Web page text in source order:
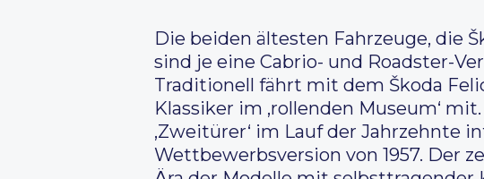
Die beiden ältesten Fahrzeuge, die
sind je eine Cabrio- und Roadster-
Traditionell fährt mit dem Škoda
Klassiker im ‚rollenden Museum‘
‚Zweitürer‘ im Lauf der Jahrzehnte
Wettbewerbsversion von 1957. Der